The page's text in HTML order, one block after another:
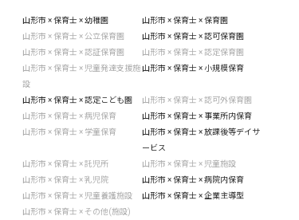
山形市 × 保育士 × 幼稚園
山形市 × 保育士 × 保育園
山形市 × 保育士 × 公立保育園
山形市 × 保育士 × 認可保育園
山形市 × 保育士 × 認証保育園
山形市 × 保育士 × 認定保育園
山形市 × 保育士 × 児童発達支援施
設
山形市 × 保育士 × 小規模保育
山形市 × 保育士 × 認定こども園
山形市 × 保育士 × 認可外保育園
山形市 × 保育士 × 病児保育
山形市 × 保育士 × 事業所内保育
山形市 × 保育士 × 学童保育
山形市 × 保育士 × 放課後等デイサ
ービス
山形市 × 保育士 × 託児所
山形市 × 保育士 × 児童施設
山形市 × 保育士 × 乳児院
山形市 × 保育士 × 病院内保育
山形市 × 保育士 × 児童養護施設
山形市 × 保育士 × 企業主導型
山形市 × 保育士 × その他(施設)